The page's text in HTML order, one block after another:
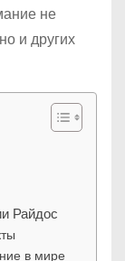
не
и других
Райдос
в мире